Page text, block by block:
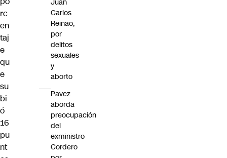
rc
en
taj
e
qu
e
su
bi
ó
16
pu
nt
Juan
Carlos
Reinao,
por
delitos
sexuales
y
aborto
Pavez
aborda
preocupación
del
exministro
Cordero